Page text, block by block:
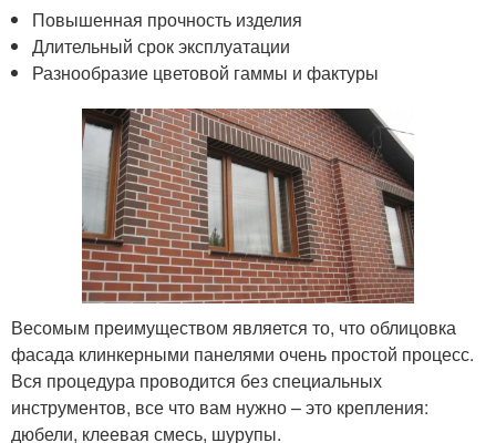
Повышенная прочность изделия
Длительный срок эксплуатации
Разнообразие цветовой гаммы и фактуры
Весомым преимуществом является то, что облицовка
фасада клинкерными панелями очень простой процесс.
Вся процедура проводится без специальных
инструментов, все что вам нужно – это крепления:
дюбели, клеевая смесь, шурупы.